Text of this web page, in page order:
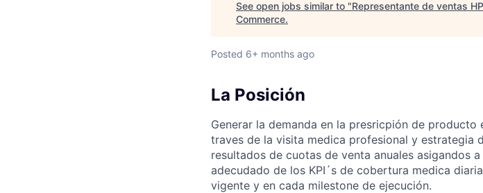
See open jobs similar to "Representante de ventas
Commerce.
Posted 6+ months ago
La Posición
Generar la demanda en la presricpión de
traves de la visita medica profesional y estrategia
resultados de cuotas de venta anuales asigandos
adecudado de los KPI´s de cobertura medica
vigente y en cada milestone de ejecución.